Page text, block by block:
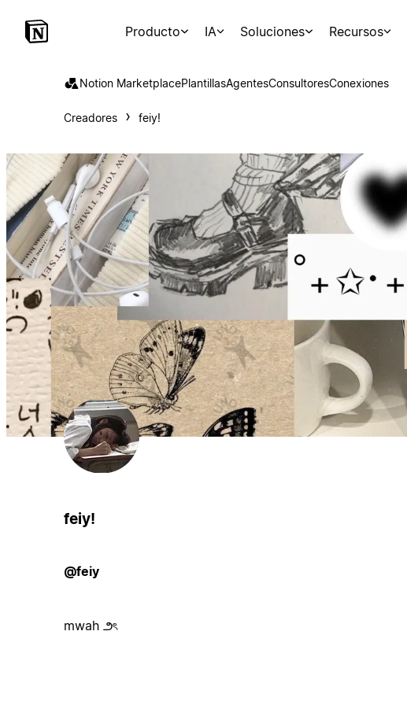
Producto IA Soluciones Recursos
Notion MarketplacePlantillasAgentesConsultoresConexiones
Creadores feiy!
feiy!
@feiy
mwah ౨ৎ